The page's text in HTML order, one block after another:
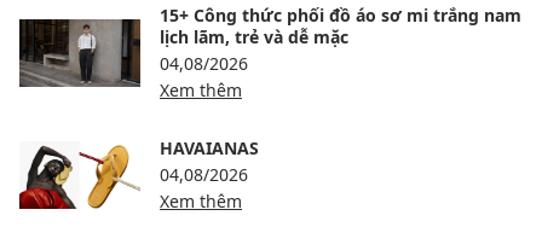
15+ Công thức phối đồ áo sơ mi trắng nam
lịch lãm, trẻ và dễ mặc
04,08/2026
Xem thêm
HAVAIANAS
04,08/2026
Xem thêm